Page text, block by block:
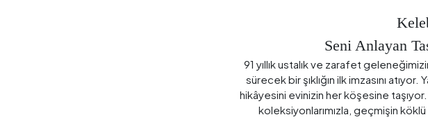
Seni Anlayan
91 yıllık ustalık ve zarafet
sürecek bir şıklığın ilk imzasını atıyor.
hikâyesini evinizin her köşesine
koleksiyonlarımızla, geçmişin